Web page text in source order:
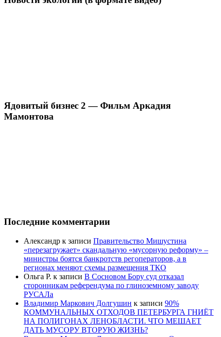
Ядовитый бизнес 2 — Фильм Аркадия
Мамонтова
Последние комментарии
Александр к записи Правительство Мишустина
«перезагружает» скандальную «мусорную реформу» –
министры боятся банкротств регоператоров, а в
регионах меняют схемы размещения ТКО
Ольга Р. к записи В Сосновом Бору суд отказал
сторонникам референдума по глиноземному заводу
РУСАЛа
Владимир Маркович Долгушин к записи 90%
КОММУНАЛЬНЫХ ОТХОДОВ ПЕТЕРБУРГА ГНИЁТ
НА ПОЛИГОНАХ ЛЕНОБЛАСТИ. ЧТО МЕШАЕТ
ДАТЬ МУСОРУ ВТОРУЮ ЖИЗНЬ?